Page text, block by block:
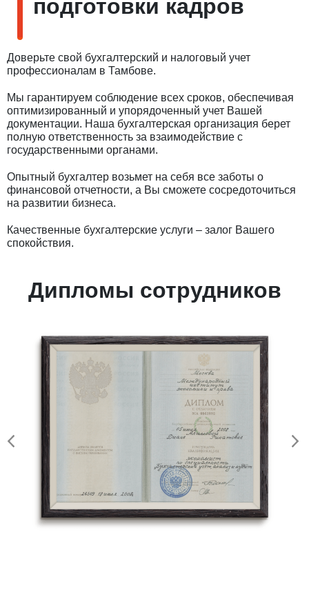
подготовки кадров
Доверьте свой бухгалтерский и налоговый учет
профессионалам в Тамбове.
Мы гарантируем соблюдение всех сроков, обеспечивая
оптимизированный и упорядоченный учет Вашей
документации. Наша бухгалтерская организация берет
полную ответственность за взаимодействие с
государственными органами.
Опытный бухгалтер возьмет на себя все заботы о
финансовой отчетности, а Вы сможете сосредоточиться
на развитии бизнеса.
Качественные бухгалтерские услуги – залог Вашего
спокойствия.
Дипломы сотрудников